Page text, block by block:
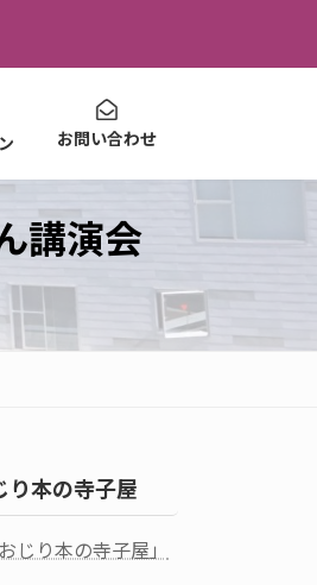
お問い合わせ
講演会
り本の寺子屋
じり本の寺子屋」